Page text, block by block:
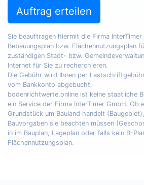
Auftrag erteilen
Sie beauftragen hiermit die Firma InterTimer
Bebauungsplan bzw. Flächennutzungsplan
zuständigen Stadt- bzw.
Internet für Sie zu recherchieren.
Die Gebühr wird Ihnen per
vom Bankkonto abgebucht.
bodenrichtwerte.online ist keine staatliche
ein Service der Firma InterTimer GmbH. Ob
Grundstück um Bauland handelt
Bauvorgaben sie beachten müssen
in im Bauplan, Lageplan oder falls kein B-
Flächennutzungsplan.